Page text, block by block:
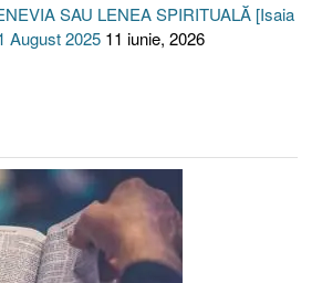
SAU LENEA SPIRITUALĂ [Isaia
August 2025 11 iunie, 2026